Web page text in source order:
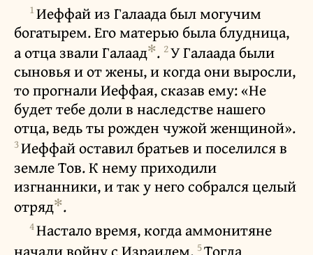
1Иеффай из Галаада был могучим
богатырем. Его матерью была блудница,
а отца звали Галаад✻. 2У Галаада были
сыновья и от жены, и когда они выросли,
то прогнали Иеффая, сказав ему: «Не
будет тебе доли в наследстве нашего
отца, ведь ты рожден чужой женщиной».
3Иеффай оставил братьев и поселился в
земле Тов. К нему приходили
изгнанники, и так у него собрался целый
отряд✻.
4Настало время, когда аммонитяне
5